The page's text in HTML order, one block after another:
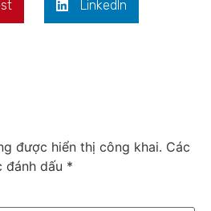
LinkedIn
được hiển thị công khai. Các
dấu *